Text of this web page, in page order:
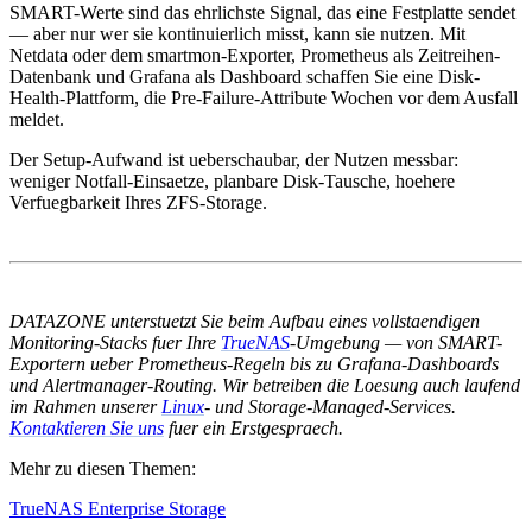
SMART-Werte sind das ehrlichste Signal, das eine Festplatte sendet
— aber nur wer sie kontinuierlich misst, kann sie nutzen. Mit
Netdata oder dem smartmon-Exporter, Prometheus als Zeitreihen-
Datenbank und Grafana als Dashboard schaffen Sie eine Disk-
Health-Plattform, die Pre-Failure-Attribute Wochen vor dem Ausfall
meldet.
Der Setup-Aufwand ist ueberschaubar, der Nutzen messbar:
weniger Notfall-Einsaetze, planbare Disk-Tausche, hoehere
Verfuegbarkeit Ihres ZFS-Storage.
DATAZONE unterstuetzt Sie beim Aufbau eines vollstaendigen
Monitoring-Stacks fuer Ihre TrueNAS-Umgebung — von SMART-
Exportern ueber Prometheus-Regeln bis zu Grafana-Dashboards
und Alertmanager-Routing. Wir betreiben die Loesung auch laufend
im Rahmen unserer Linux- und Storage-Managed-Services.
Kontaktieren Sie uns fuer ein Erstgespraech.
Mehr zu diesen Themen:
TrueNAS Enterprise Storage